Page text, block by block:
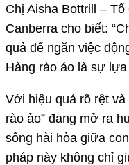
Chị Aisha Bottrill –
Canberra cho biết:
quả để ngăn việc
Hàng rào ảo là sự
Với hiệu quả rõ rệt
rào ảo” đang mở ra
sống hài hòa giữa
pháp này không chỉ